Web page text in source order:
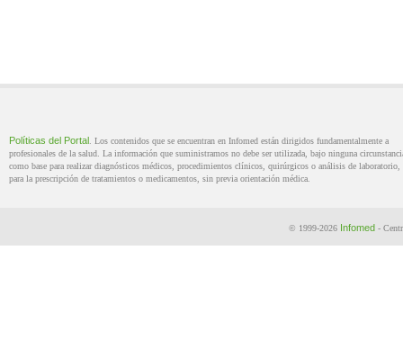
Políticas del Portal . Los contenidos que se encuentran en Infomed están dirigidos fundamentalmente a
profesionales de la salud. La información que suministramos no debe ser utilizada, bajo ninguna
como base para realizar diagnósticos médicos, procedimientos clínicos, quirúrgicos o análisis de laboratorio,
para la prescripción de tratamientos o medicamentos, sin previa orientación médica.
© 1999-2026 Infomed -